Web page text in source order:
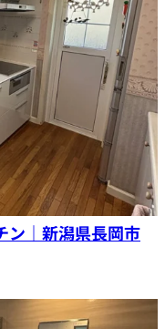
ン｜新潟県長岡市